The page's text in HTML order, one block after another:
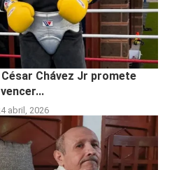
Chávez Jr promete
vencer...
abril, 2026